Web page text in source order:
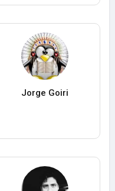
Jorge Goiri